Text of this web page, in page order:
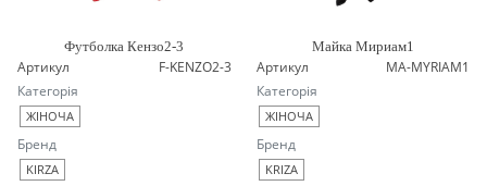
Футболка Кензо2-3
Артикул
F-KENZO2-3
Категорія
ЖІНОЧА
Бренд
KIRZA
Майка Мириам1
Артикул
MA-MYRIAM1
Категорія
ЖІНОЧА
Бренд
KRIZA